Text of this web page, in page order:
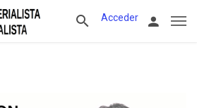
Acceder